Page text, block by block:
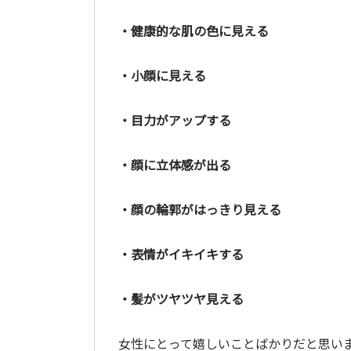
・健康的な肌の色に見える
・小顔に見える
・目力がアップする
・顔に立体感が出る
・顔の輪郭がはっきり見える
・表情がイキイキする
・髪がツヤツヤ見える
女性にとって嬉しいことばかりだと思い